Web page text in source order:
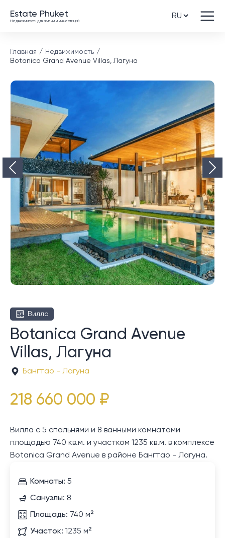
Estate Phuket
Недвижимость для жизни и инвестиций
Главная
Недвижимость
Botanica Grand Avenue Villas, Лагуна
Вилла
Botanica Grand Avenue
Villas, Лагуна
Бангтао - Лагуна
218 660 000 ₽
Вилла с 5 спальнями и 8 ванными комнатами
площадью 740 кв.м. и участком 1235 кв.м. в комплексе
Botanica Grand Avenue в районе Бангтао - Лагуна.
Комнаты: 5
Санузлы: 8
Площадь: 740 м²
Участок: 1235 м²